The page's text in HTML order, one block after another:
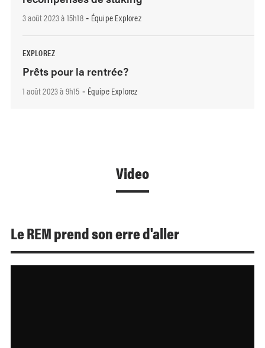
3 août 2023 à 15h18- Équipe Explorez
EXPLOREZ
Prêts pour la rentrée?
1 août 2023 à 9h15 - Équipe Explorez
Video
Le REM prend son erre d'aller